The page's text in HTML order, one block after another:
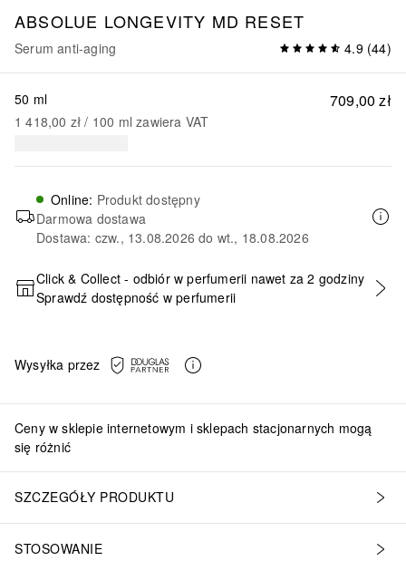
ABSOLUE LONGEVITY MD RESET
Serum anti-aging 4.9(44)
709,00 zł
50 ml
1 418,00 zł / 100 ml zawiera VAT
Online: Produkt dostępny
Darmowa dostawa
Dostawa: czw., 13.08.2026 do wt., 18.08.2026
DODAJ DO KOSZYKA
Click & Collect - odbiór w perfumerii nawet za 2 godziny
Sprawdź dostępność w perfumerii
Wysyłka przez
Ceny w sklepie internetowym i sklepach stacjonarnych mogą
się różnić
SZCZEGÓŁY PRODUKTU
STOSOWANIE